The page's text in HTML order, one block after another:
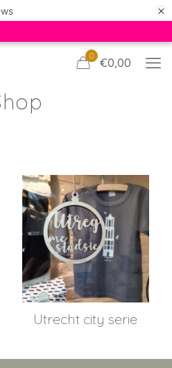
×
0 €0,00
Utrecht city serie